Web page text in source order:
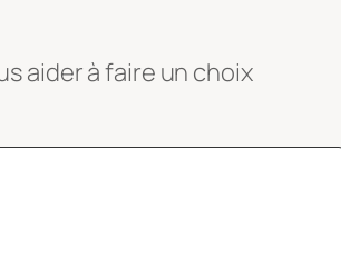
aider à faire un choix